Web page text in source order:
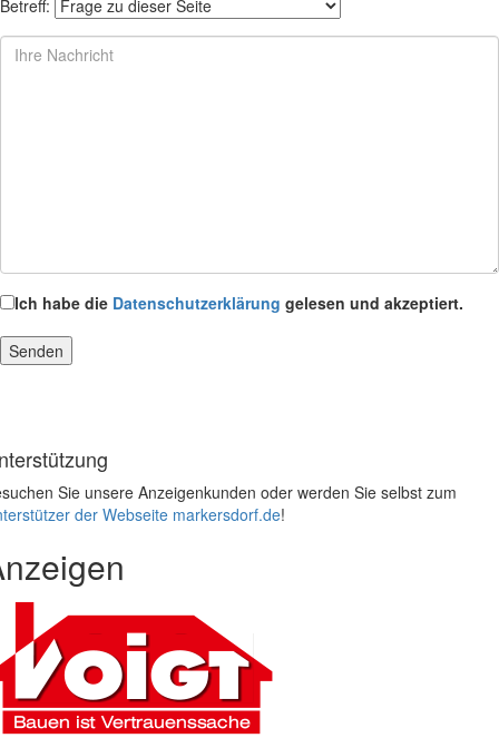
Betreff:
Ich habe die Datenschutzerklärung gelesen und akzeptiert.
Sie unsere Anzeigenkunden oder werden Sie selbst zum
der Webseite markersdorf.de!